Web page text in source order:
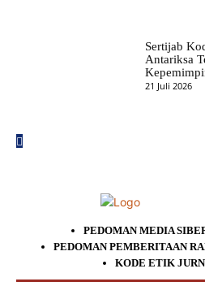
Sertijab
Antariksa
21 Juli 2026
PEDOMAN MEDIA
PEDOMAN PEMBERITAAN
KODE ETIK